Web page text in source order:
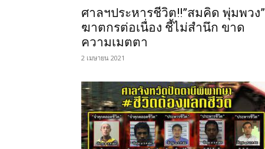
ศาลฯประหารชีวิต!!”สมคิด พุ่มพวง”
ฆาตกรต่อเนื่อง ชี้ไม่สำนึก ขาด
ความเมตตา
2 เมษายน 2021